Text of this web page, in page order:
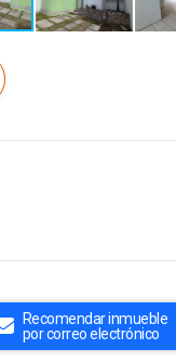
Recomendar inmueble
por correo electrónico